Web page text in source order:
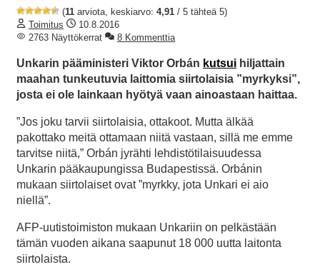
(11 arviota, keskiarvo: 4,91 / 5 tähteä 5)
Toimitus
10.8.2016
2763 Näyttökerrat
8 Kommenttia
Unkarin pääministeri Viktor Orbán kutsui hiljattain
maahan tunkeutuvia laittomia siirtolaisia ”myrkyksi”,
josta ei ole lainkaan hyötyä vaan ainoastaan haittaa.
”Jos joku tarvii siirtolaisia, ottakoot. Mutta älkää
pakottako meitä ottamaan niitä vastaan, sillä me emme
tarvitse niitä,” Orbán jyrähti lehdistötilaisuudessa
Unkarin pääkaupungissa Budapestissä. Orbánin
mukaan siirtolaiset ovat ”myrkky, jota Unkari ei aio
niellä”.
AFP-uutistoimiston mukaan Unkariin on pelkästään
tämän vuoden aikana saapunut 18 000 uutta laitonta
siirtolaista.